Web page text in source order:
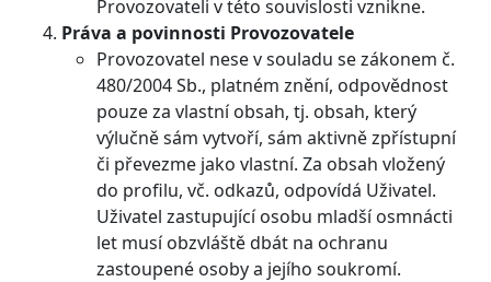
Provozovateli v této souvislosti vznikne.
Práva a povinnosti Provozovatele
Provozovatel nese v souladu se zákonem č.
480/2004 Sb., platném znění, odpovědnost
pouze za vlastní obsah, tj. obsah, který
výlučně sám vytvoří, sám aktivně zpřístupní
či převezme jako vlastní. Za obsah vložený
do profilu, vč. odkazů, odpovídá Uživatel.
Uživatel zastupující osobu mladší osmnácti
let musí obzvláště dbát na ochranu
zastoupené osoby a jejího soukromí.